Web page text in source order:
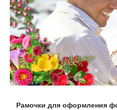
Рамочки для оформления